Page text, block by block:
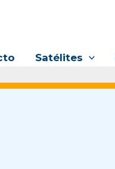
Satélites